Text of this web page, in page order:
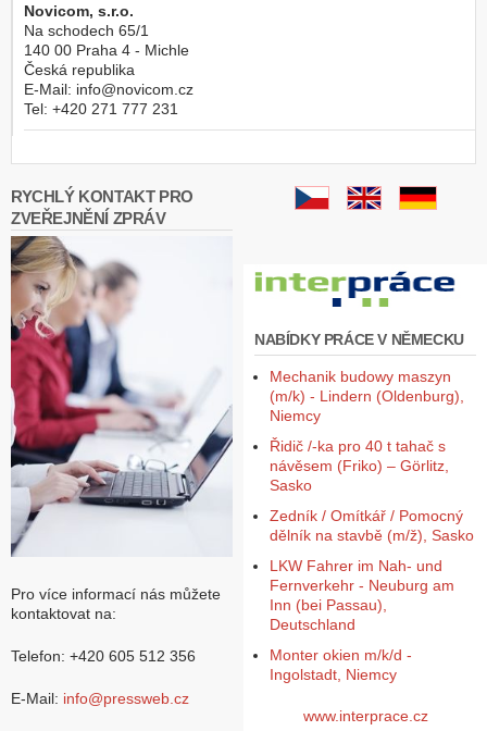
Novicom, s.r.o.
Na schodech 65/1
140 00 Praha 4 - Michle
Česká republika
E-Mail: info@novicom.cz
Tel: +420 271 777 231
RYCHLÝ KONTAKT PRO
ZVEŘEJNĚNÍ ZPRÁV
Pro více informací nás můžete
kontaktovat na:
Telefon: +420 605 512 356
E-Mail: info@pressweb.cz
NABÍDKY PRÁCE V NĚMECKU
Mechanik budowy maszyn
(m/k) - Lindern (Oldenburg),
Niemcy
Řidič /-ka pro 40 t tahač s
návěsem (Friko) – Görlitz,
Sasko
Zedník / Omítkář / Pomocný
dělník na stavbě (m/ž), Sasko
LKW Fahrer im Nah- und
Fernverkehr - Neuburg am
Inn (bei Passau),
Deutschland
Monter okien m/k/d -
Ingolstadt, Niemcy
www.interprace.cz